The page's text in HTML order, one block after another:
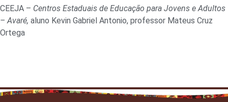
CEEJA – Centros Estaduais de Educação para Jovens e Adultos
– Avaré, aluno Kevin Gabriel Antonio, professor Mateus Cruz
Ortega